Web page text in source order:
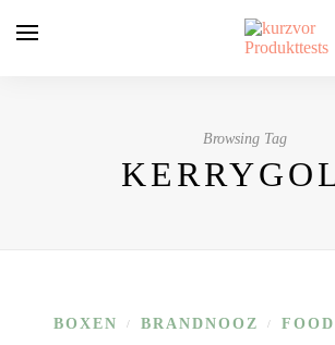
Browsing Tag
BOXEN / BRANDNOOZ /